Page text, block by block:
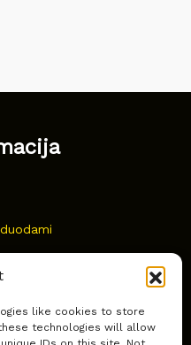
like cookies to store
technologies will allow